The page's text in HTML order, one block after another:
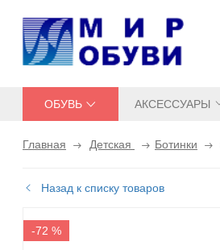
ОБУВЬ АКСЕССУАРЫ
Главная Детская Ботинки
Назад к списку товаров